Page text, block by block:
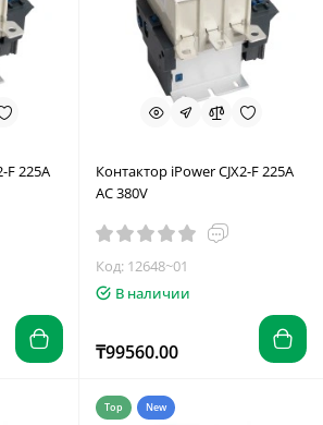
F 225A
Контактор iPower CJX2-F 225A
AC 380V
Код: 12648~01
В наличии
₸99560.00
Top New